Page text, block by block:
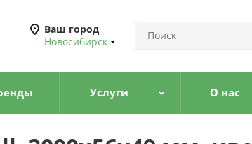
Ваш город
Новосибирск
Услуги О нас